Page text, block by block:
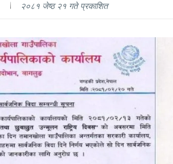
२०८१ जेष्ठ २१ गते प्रकाशित